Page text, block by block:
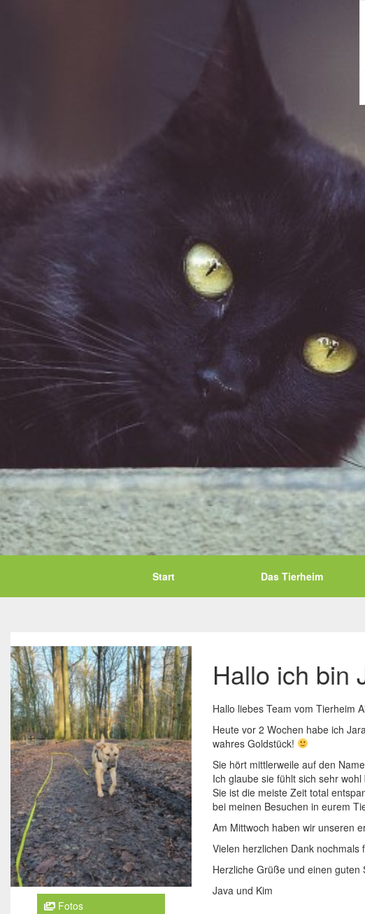
Start Das Tierheim
Fotos
Hallo ich bin
Hallo liebes Team vom Tierheim
Heute vor 2 Wochen habe ich
wahres Goldstück!
Sie hört mittlerweile auf den
Ich glaube sie fühlt sich sehr wohl
Sie ist die meiste Zeit total
bei meinen Besuchen in eurem
Am Mittwoch haben wir unseren
Vielen herzlichen Dank
Herzliche Grüße und einen guten
Java und Kim